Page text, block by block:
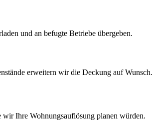
und an befugte Betriebe übergeben.
erweitern wir die Deckung auf Wunsch.
wir Ihre Wohnungsauflösung planen würden.